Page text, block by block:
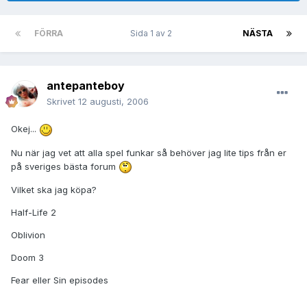
FÖRRA NÄSTA
Sida 1 av 2
antepanteboy
Skrivet 12 augusti, 2006
Okej...
Nu när jag vet att alla spel funkar så behöver jag lite tips från er
på sveriges bästa forum
Vilket ska jag köpa?
Half-Life 2
Oblivion
Doom 3
Fear eller Sin episodes